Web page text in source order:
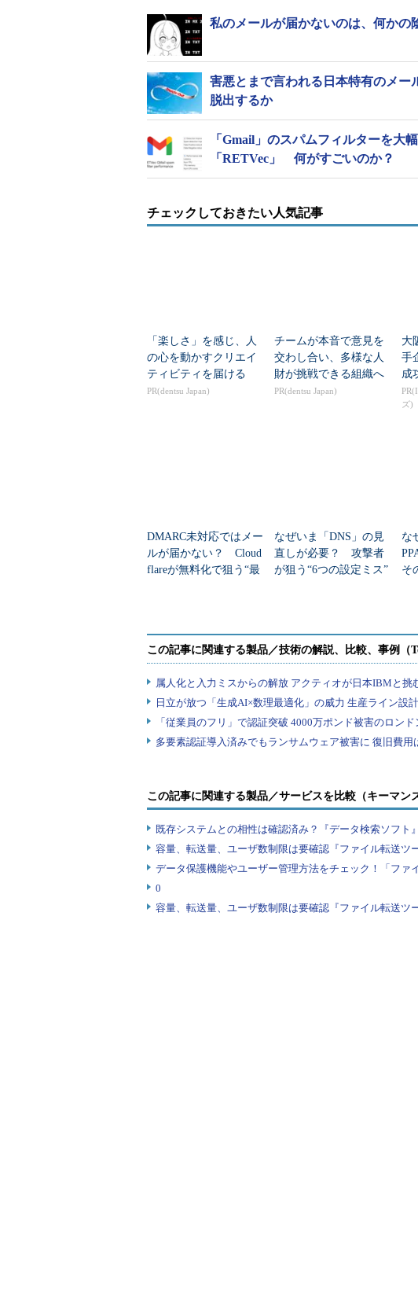
私のメールが届かないのは、何かの
害悪とまで言われる日本特有のメー
脱出するか
「Gmail」のスパムフィルターを大
「RETVec」 何がすごいのか？
チェックしておきたい人気記事
「楽しさ」を感じ、人
の心を動かすクリエイ
ティビティを届ける
PR(dentsu Japan)
チームが本音で意見を
交わし合い、多様な人
財が挑戦できる組織へ
PR(dentsu Japan)
大
手
成
ズ)
DMARC未対応ではメー
ルが届かない？ Cloud
flareが無料化で狙う“最
なぜいま「DNS」の見
直しが必要？ 攻撃者
が狙う“6つの設定ミス”
な
そ
この記事に関連する製品／サービスを比較（キーマン
既存システムとの相性は確認済み？『データ検索ソフト
容量、転送量、ユーザ数制限は要確認『ファイル転送ツ
データ保護機能やユーザー管理方法をチェック！「ファ
0
容量、転送量、ユーザ数制限は要確認『ファイル転送ツ